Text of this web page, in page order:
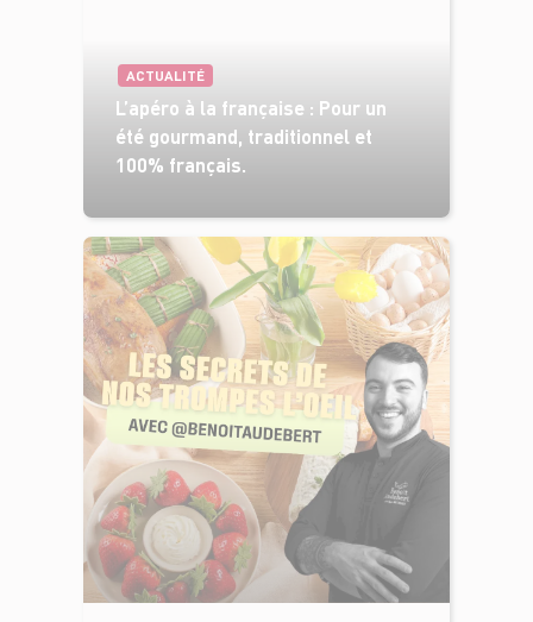
ACTUALITÉ
L’apéro à la française : Pour un
été gourmand, traditionnel et
100% français.